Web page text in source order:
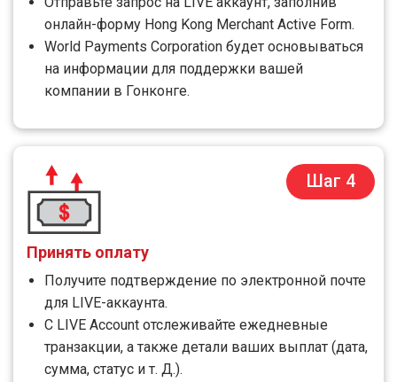
онлайн-форму Hong Kong Merchant Active Form.
World Payments Corporation будет основываться
на информации для поддержки вашей
компании в Гонконге.
Шаг 4
Принять оплату
Получите подтверждение по электронной почте
для LIVE-аккаунта.
С LIVE Account отслеживайте ежедневные
транзакции, а также детали ваших выплат (дата,
сумма, статус и т. Д.).